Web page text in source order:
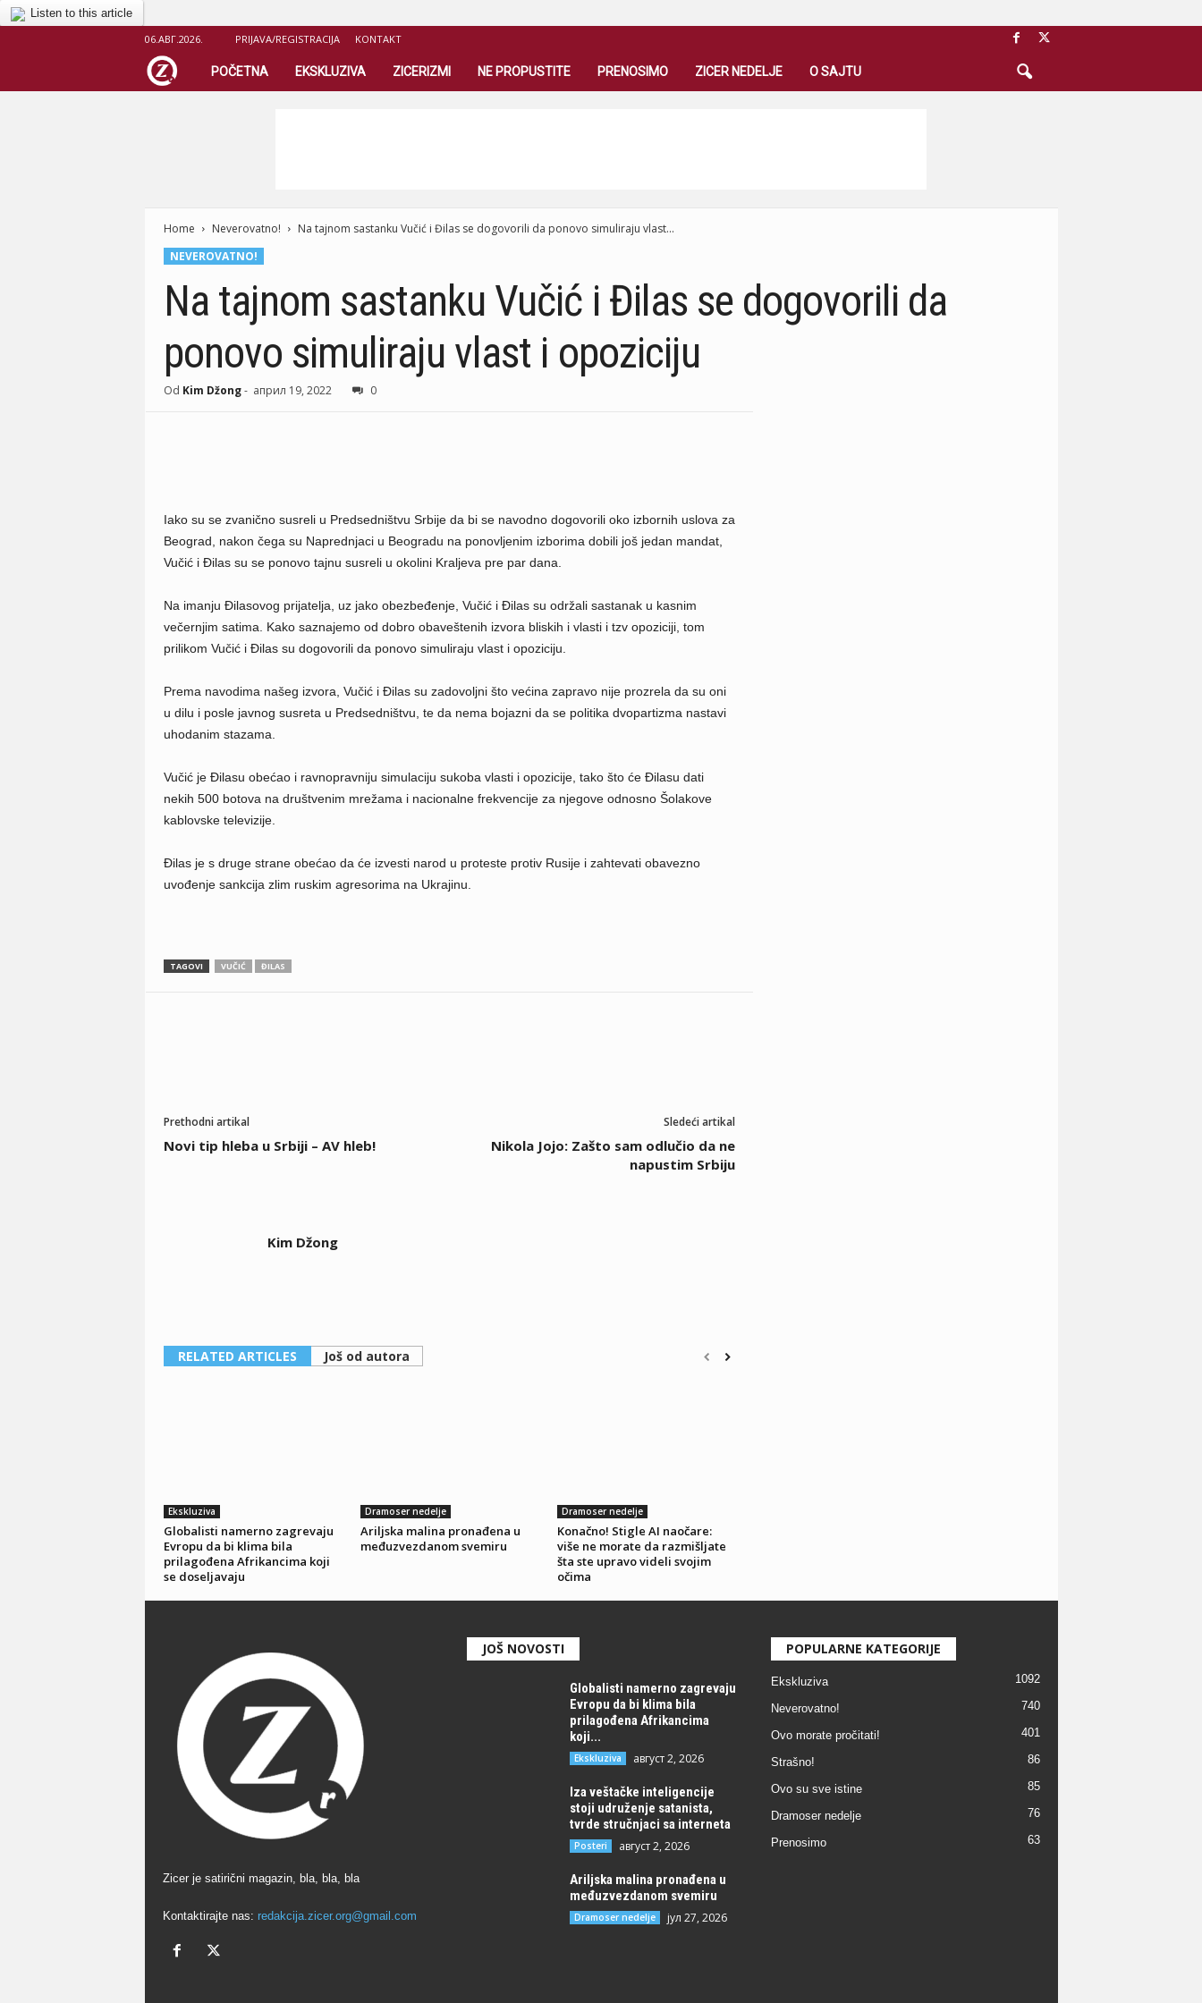
Listen to this article
06.АВГ.2026.
PRIJAVA/REGISTRACIJA KONTAKT
.
o
r
POČETNA EKSKLUZIVA ZICERIZMI NE PROPUSTITE PRENOSIMO ZICER NEDELJE O SAJTU
Home Neverovatno!
Na tajnom sastanku Vučić i Đilas se dogovorili da ponovo simuliraju vlast...
NEVEROVATNO!
Na tajnom sastanku Vučić i Đilas se dogovorili da
ponovo simuliraju vlast i opoziciju
Od Kim Džong- април 19, 2022 0
Iako su se zvanično susreli u Predsedništvu Srbije da bi se navodno dogovorili oko izbornih uslova za
Beograd, nakon čega su Naprednjaci u Beogradu na ponovljenim izborima dobili još jedan mandat,
Vučić i Đilas su se ponovo tajnu susreli u okolini Kraljeva pre par dana.
Na imanju Đilasovog prijatelja, uz jako obezbeđenje, Vučić i Đilas su održali sastanak u kasnim
večernjim satima. Kako saznajemo od dobro obaveštenih izvora bliskih i vlasti i tzv opoziciji, tom
prilikom Vučić i Đilas su dogovorili da ponovo simuliraju vlast i opoziciju.
Prema navodima našeg izvora, Vučić i Đilas su zadovoljni što većina zapravo nije prozrela da su oni
u dilu i posle javnog susreta u Predsedništvu, te da nema bojazni da se politika dvopartizma nastavi
uhodanim stazama.
Vučić je Đilasu obećao i ravnopravniju simulaciju sukoba vlasti i opozicije, tako što će Đilasu dati
nekih 500 botova na društvenim mrežama i nacionalne frekvencije za njegove odnosno Šolakove
kablovske televizije.
Đilas je s druge strane obećao da će izvesti narod u proteste protiv Rusije i zahtevati obavezno
uvođenje sankcija zlim ruskim agresorima na Ukrajinu.
TAGOVI VUČIĆ ĐILAS
Prethodni artikal
Novi tip hleba u Srbiji – AV hleb!
Sledeći artikal
Nikola Јојо: Zašto sam odlučio da ne
napustim Srbiju
Kim Džong
RELATED ARTICLES Još od autora
Ekskluziva
Globalisti namerno zagrevaju
Evropu da bi klima bila
prilagođena Afrikancima koji
se doseljavaju
Dramoser nedelje
Ariljska malina pronađena u
međuzvezdanom svemiru
Dramoser nedelje
Konačno! Stigle AI naočare:
više ne morate da razmišljate
šta ste upravo videli svojim
očima
Zicer je satirični magazin, bla, bla, bla
Kontaktirajte nas: redakcija.zicer.org@gmail.com
JOŠ NOVOSTI
Globalisti namerno zagrevaju
Evropu da bi klima bila
prilagođena Afrikancima
koji...
Ekskluziva август 2, 2026
Iza veštačke inteligencije
stoji udruženje satanista,
tvrde stručnjaci sa interneta
Posteri август 2, 2026
Ariljska malina pronađena u
međuzvezdanom svemiru
Dramoser nedelje јул 27, 2026
POPULARNE KATEGORIJE
Ekskluziva 1092
Neverovatno! 740
Ovo morate pročitati! 401
Strašno! 86
Ovo su sve istine 85
Dramoser nedelje 76
Prenosimo 63